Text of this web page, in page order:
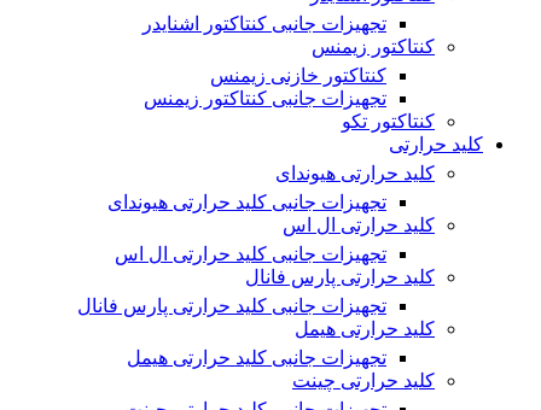
تجهیزات جانبی کنتاکتور اشنایدر
کنتاکتور زیمنس
کنتاکتور خازنی زیمنس
تجهیزات جانبی کنتاکتور زیمنس
کنتاکتور تکو
کلید حرارتی
کلید حرارتی هیوندای
تجهیزات جانبی کلید حرارتی هیوندای
کلید حرارتی ال اس
تجهیزات جانبی کلید حرارتی ال اس
کلید حرارتی پارس فانال
تجهیزات جانبی کلید حرارتی پارس فانال
کلید حرارتی هیمل
تجهیزات جانبی کلید حرارتی هیمل
کلید حرارتی چینت